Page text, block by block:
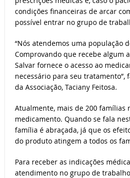
condições financeiras de arcar
possível entrar no grupo de
“Nós atendemos uma população
Comprovando que recebe algum
Salvar fornece o acesso ao
necessário para seu tratamento”,
da Associação, Taciany Feitosa.
Atualmente, mais de 200 famílias
medicamento. Quando se fala
família é abraçada, já que os
do produto atingem a todos os
Para receber as indicações
atendimento no grupo de